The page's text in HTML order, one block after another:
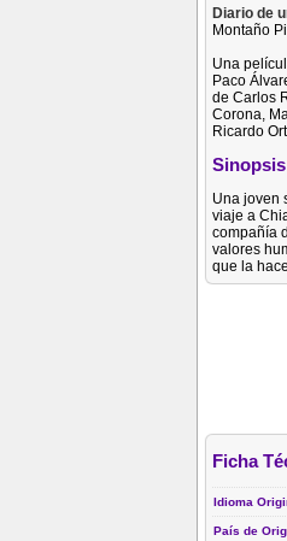
Diario de
Montaño
Una
Paco
de Carlos
Corona,
Ricardo
Sinopsis
Una joven
viaje a
compañía
valores
que la
Ficha
Idioma
País de